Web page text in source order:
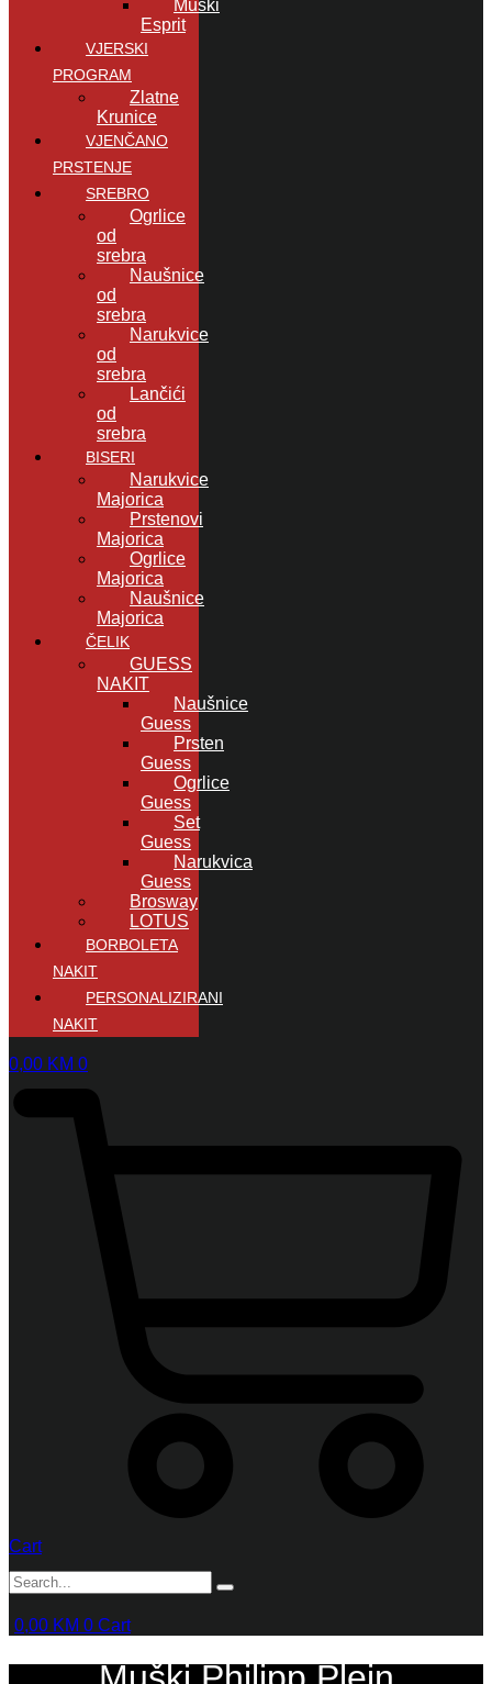
Muški
Esprit
VJERSKI
PROGRAM
Zlatne
Krunice
VJENČANO
PRSTENJE
SREBRO
Ogrlice
od
srebra
Naušnice
od
srebra
Narukvice
od
srebra
Lančići
od
srebra
BISERI
Narukvice
Majorica
Prstenovi
Majorica
Ogrlice
Majorica
Naušnice
Majorica
ČELIK
GUESS
NAKIT
Naušnice
Guess
Prsten
Guess
Ogrlice
Guess
Set
Guess
Narukvica
Guess
Brosway
LOTUS
BORBOLETA
NAKIT
PERSONALIZIRANI
NAKIT
0,00 KM 0
Cart
0,00 KM 0 Cart